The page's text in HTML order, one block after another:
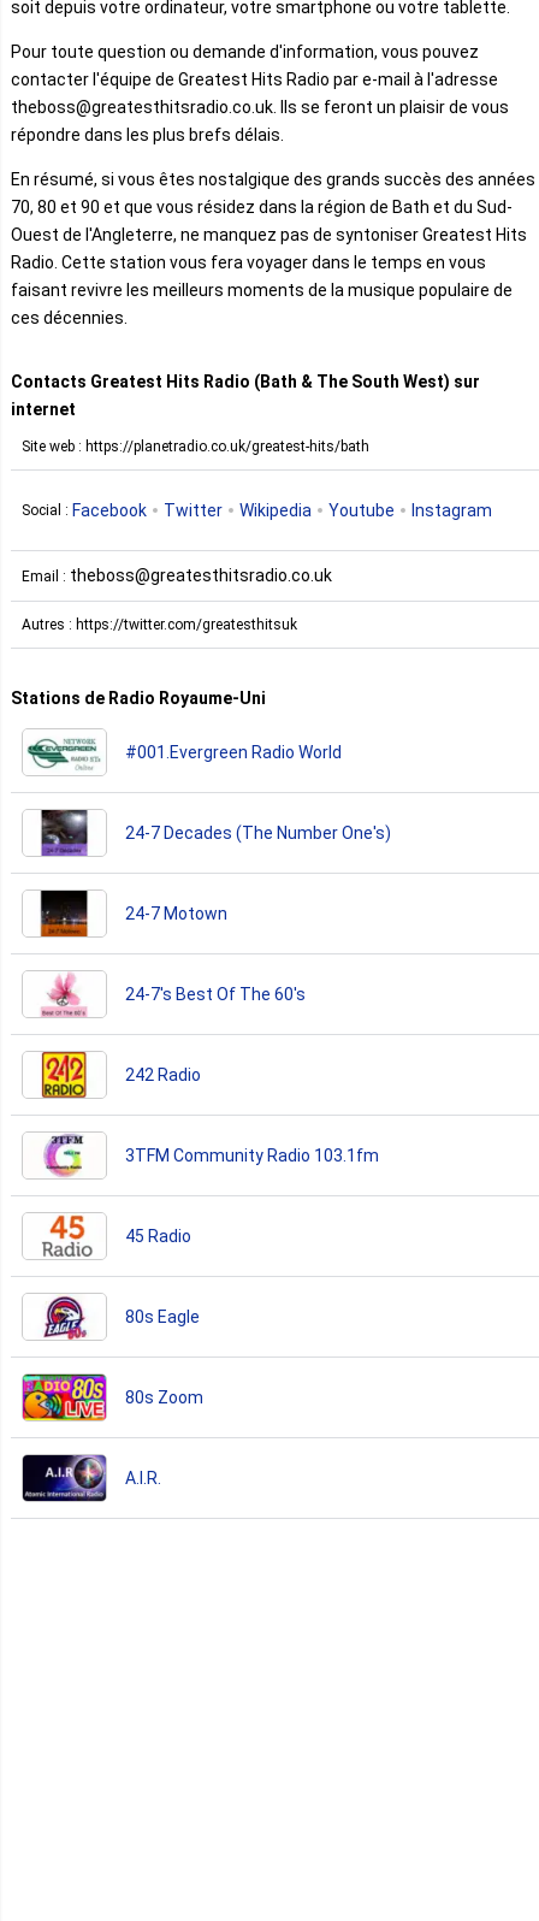
soit depuis votre ordinateur, votre smartphone ou votre tablette.
Pour toute question ou demande d'information, vous pouvez
contacter l'équipe de Greatest Hits Radio par e-mail à l'adresse
theboss@greatesthitsradio.co.uk. Ils se feront un plaisir de vous
répondre dans les plus brefs délais.
En résumé, si vous êtes nostalgique des grands succès des années
70, 80 et 90 et que vous résidez dans la région de Bath et du Sud-
Ouest de l'Angleterre, ne manquez pas de syntoniser Greatest Hits
Radio. Cette station vous fera voyager dans le temps en vous
faisant revivre les meilleurs moments de la musique populaire de
ces décennies.
Contacts Greatest Hits Radio (Bath & The South West) sur
internet
Site web : https://planetradio.co.uk/greatest-hits/bath
Social : Facebook Twitter Wikipedia Youtube Instagram
Email : theboss@greatesthitsradio.co.uk
Autres : https://twitter.com/greatesthitsuk
Stations de Radio Royaume-Uni
#001.Evergreen Radio World
24-7 Decades (The Number One's)
24-7 Motown
24-7's Best Of The 60's
242 Radio
3TFM Community Radio 103.1fm
45 Radio
80s Eagle
80s Zoom
A.I.R.